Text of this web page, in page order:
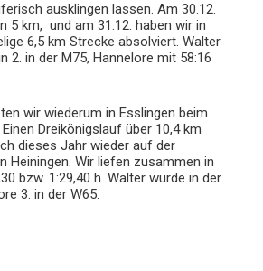
ausklingen lassen. Am 30.12.
5 km, und am 31.12. haben wir in
6,5 km Strecke absolviert. Walter
2. in der M75, Hannelore mit 58:16
wir wiederum in Esslingen beim
Dreikönigslauf über 10,4 km
dieses Jahr wieder auf der
Heiningen. Wir liefen zusammen in
bzw. 1:29,40 h. Walter wurde in der
3. in der W65.